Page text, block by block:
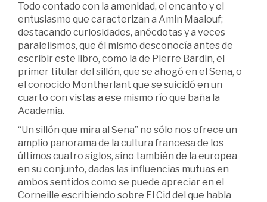
Todo contado con la amenidad, el encanto y el
entusiasmo que caracterizan a Amin Maalouf;
destacando curiosidades, anécdotas y a veces
paralelismos, que él mismo desconocía antes de
escribir este libro, como la de Pierre Bardin, el
primer titular del sillón, que se ahogó en el Sena, o
el conocido Montherlant que se suicidó en un
cuarto con vistas a ese mismo río que baña la
Academia.
“Un sillón que mira al Sena” no sólo nos ofrece un
amplio panorama de la cultura francesa de los
últimos cuatro siglos, sino también de la europea
en su conjunto, dadas las influencias mutuas en
ambos sentidos como se puede apreciar en el
Corneille escribiendo sobre El Cid del que habla